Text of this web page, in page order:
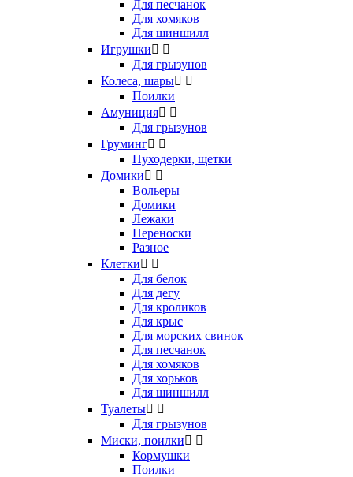
Для песчанок
Для хомяков
Для шиншилл
Игрушки 
Для грызунов
Колеса, шары 
Поилки
Амуниция 
Для грызунов
Груминг 
Пуходерки, щетки
Домики 
Вольеры
Домики
Лежаки
Переноски
Разное
Клетки 
Для белок
Для дегу
Для кроликов
Для крыс
Для морских свинок
Для песчанок
Для хомяков
Для хорьков
Для шиншилл
Туалеты 
Для грызунов
Миски, поилки 
Кормушки
Поилки